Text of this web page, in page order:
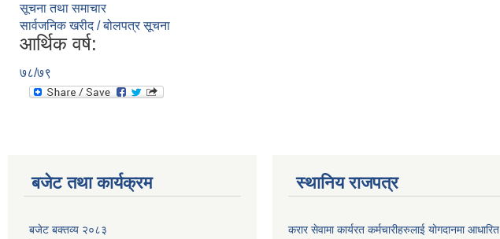
सूचना तथा समाचार
सार्वजनिक खरीद / बोलपत्र सूचना
आर्थिक वर्ष:
७८/७९
बजेट तथा कार्यक्रम
बजेट बक्तव्य २०८३
स्थानिय राजपत्र
करार सेवामा कार्यरत कर्मचारीहरुलाई योगदानमा आधारित